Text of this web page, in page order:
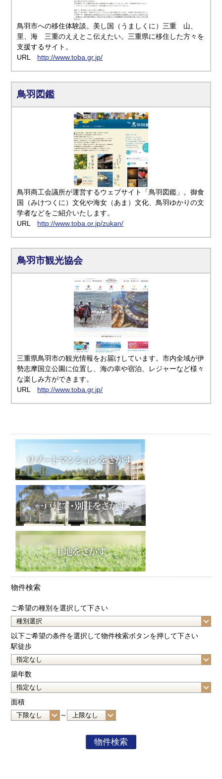
鳥羽市への移住体験談。美し国（うましくに）三重 山、
里、海 三重のええとこ伝えたい。三重県に移住した方々を
支援するサイト。
URL http://www.toba.gr.jp/
鳥羽図鑑
鳥羽商工会議所が運営するウェブサイト「鳥羽図鑑」。御食
国（みけつくに）文化や海女（あま）文化、鳥羽ゆかりの文
学者などをご紹介いたします。
URL http://www.toba.or.jp/zukan/
鳥羽市観光協会
三重県鳥羽市の観光情報をお届けしています。市内全域が伊
勢志摩国立公園に位置し、海の幸や宿泊、レジャーなど様々
な楽しみ方ができます。
URL http://www.toba.gr.jp/
物件検索
ご希望の種別を選択して下さい
以下ご希望の条件を選択して物件検索ボタンを押して下さい
駅徒歩
築年数
面積
～